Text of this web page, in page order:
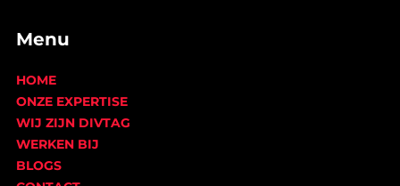
Menu
HOME
ONZE EXPERTISE
WIJ ZIJN DIVTAG
WERKEN BIJ
BLOGS